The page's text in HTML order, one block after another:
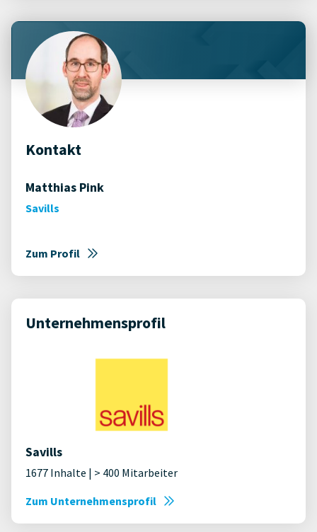
Kontakt
Matthias Pink
Savills
Zum Profil
Unternehmensprofil
Savills
1677 Inhalte | > 400 Mitarbeiter
Zum Unternehmensprofil